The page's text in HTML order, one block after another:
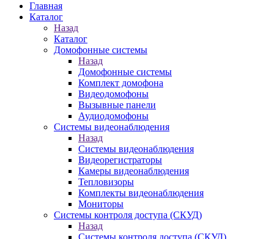
Главная
Каталог
Назад
Каталог
Домофонные системы
Назад
Домофонные системы
Комплект домофона
Видеодомофоны
Вызывные панели
Аудиодомофоны
Системы видеонаблюдения
Назад
Системы видеонаблюдения
Видеорегистраторы
Камеры видеонаблюдения
Тепловизоры
Комплекты видеонаблюдения
Мониторы
Системы контроля доступа (СКУД)
Назад
Системы контроля доступа (СКУД)